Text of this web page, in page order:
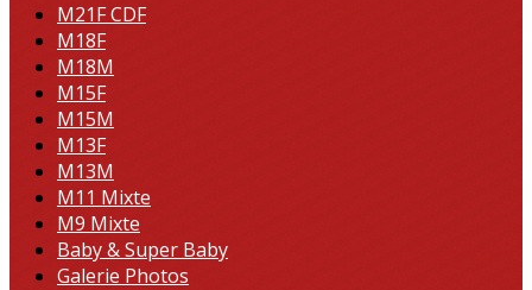
M21F CDF
M18F
M18M
M15F
M15M
M13F
M13M
M11 Mixte
M9 Mixte
Baby & Super Baby
Galerie Photos